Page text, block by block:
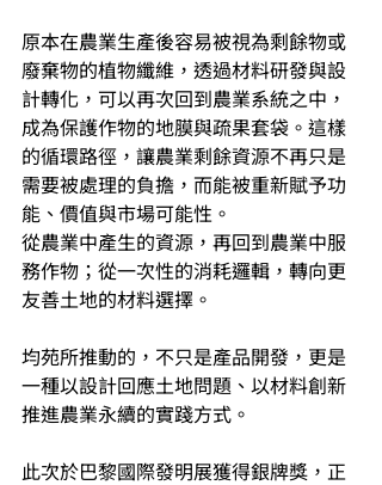
原本在農業生產後容易被視為剩餘物或
廢棄物的植物纖維，透過材料研發與設
計轉化，可以再次回到農業系統之中，
成為保護作物的地膜與疏果套袋。這樣
的循環路徑，讓農業剩餘資源不再只是
需要被處理的負擔，而能被重新賦予功
能、價值與市場可能性。
從農業中產生的資源，再回到農業中服
務作物；從一次性的消耗邏輯，轉向更
友善土地的材料選擇。
均苑所推動的，不只是產品開發，更是
一種以設計回應土地問題、以材料創新
推進農業永續的實踐方式。
此次於巴黎國際發明展獲得銀牌獎，正